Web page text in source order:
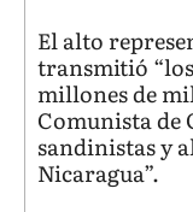
El alto
transmitió “los
millones de
Comunista de
sandinistas y
Nicaragua”.